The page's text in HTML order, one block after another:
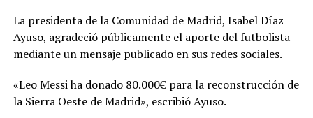
Me gusta esto:
La presidenta de la Comunidad de Madrid, Isabel Díaz
Ayuso, agradeció públicamente el aporte del futbolista
mediante un mensaje publicado en sus redes sociales.
«Leo Messi ha donado 80.000€ para la reconstrucción de
la Sierra Oeste de Madrid», escribió Ayuso.